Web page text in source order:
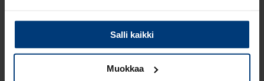
LueTietosuojaehdoistammelisää siitä keitä olemme,
miten voit ottaa meihin yhteyttä ja miten käsittelemme
henkilökohtaisia tietojasi.
Salli kaikki
Muokkaa
Financial Specialist Elina Paukkio